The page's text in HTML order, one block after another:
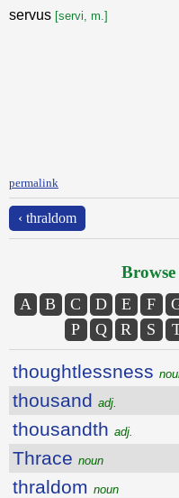
servus [servi, m.]
permalink
‹ thraldom
A B C D E F
P
Q R S
thoughtlessness
thousand adj.
thousandth adj.
Thrace noun
thraldom noun